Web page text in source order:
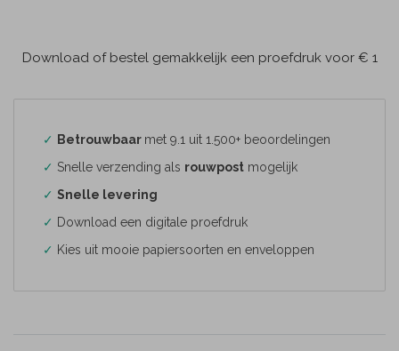
Download of bestel gemakkelijk een proefdruk voor € 1
✓ Betrouwbaar met 9.1 uit 1.500+ beoordelingen
✓ Snelle verzending als rouwpost mogelijk
✓ Snelle levering
✓ Download een digitale proefdruk
✓ Kies uit mooie papiersoorten en enveloppen